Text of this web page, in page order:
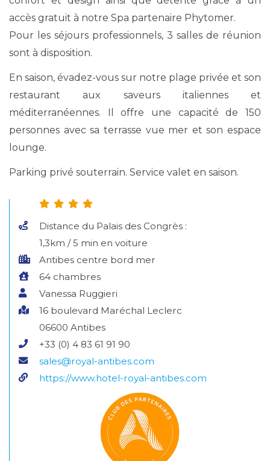
accès gratuit à notre Spa partenaire Phytomer.
Pour les séjours professionnels, 3 salles de réunion
sont à disposition.
En saison, évadez-vous sur notre plage privée et son
restaurant aux saveurs italiennes et
méditerranéennes. Il offre une capacité de 150
personnes avec sa terrasse vue mer et son espace
lounge.
Parking privé souterrain. Service valet en saison.
Distance du Palais des Congrès :
1,3km / 5 min en voiture
Antibes centre bord mer
64 chambres
Vanessa Ruggieri
16 boulevard Maréchal Leclerc
06600 Antibes
+33 (0) 4 83 61 91 90
sales@royal-antibes.com
https://www.hotel-royal-antibes.com